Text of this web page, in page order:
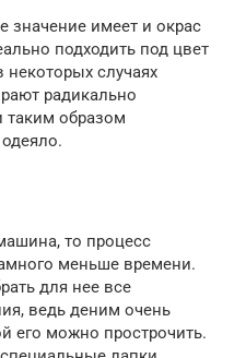
значение имеет и окрас
подходить под цвет
случаях
радикально
таким образом
то процесс
меньше времени.
для нее все
ведь деним очень
его можно прострочить.